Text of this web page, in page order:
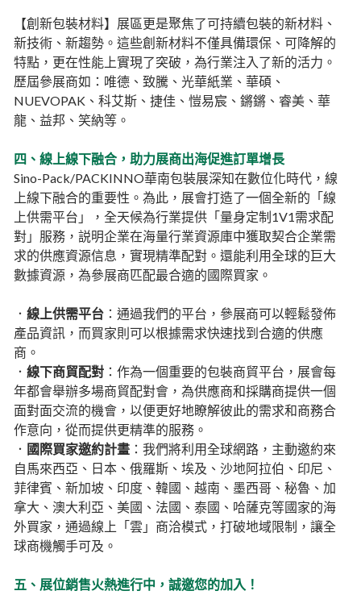
【創新包裝材料】展區更是聚焦了可持續包裝的新材料、
新技術、新趨勢。這些創新材料不僅具備環保、可降解的
特點，更在性能上實現了突破，為行業注入了新的活力。
歷屆參展商如：唯德、致騰、光華紙業、華碩、
NUEVOPAK、科艾斯、捷佳、愷易宸、鏘鏘、睿美、華
龍、益邦、笑納等。
四、線上線下融合，助力展商出海促進訂單增長
Sino-Pack/PACKINNO華南包裝展深知在數位化時代，線
上線下融合的重要性。為此，展會打造了一個全新的「線
上供需平台」，全天候為行業提供「量身定制1V1需求配
對」服務，説明企業在海量行業資源庫中獲取契合企業需
求的供應資源信息，實現精準配對。還能利用全球的巨大
數據資源，為參展商匹配最合適的國際買家。
． 線上供需平台 ：通過我們的平台，參展商可以輕鬆發佈
產品資訊，而買家則可以根據需求快速找到合適的供應
商。
． 線下商貿配對 ：作為一個重要的包裝商貿平台，展會每
年都會舉辦多場商貿配對會，為供應商和採購商提供一個
面對面交流的機會，以便更好地瞭解彼此的需求和商務合
作意向，從而提供更精準的服務。
． 國際買家邀約計畫 ：我們將利用全球網路，主動邀約來
自馬來西亞、日本、俄羅斯、埃及、沙地阿拉伯、印尼、
菲律賓、新加坡、印度、韓國、越南、墨西哥、秘魯、加
拿大、澳大利亞、美國、法國、泰國、哈薩克等國家的海
外買家，通過線上「雲」商洽模式，打破地域限制，讓全
球商機觸手可及。
五、展位銷售火熱進行中，誠邀您的加入！